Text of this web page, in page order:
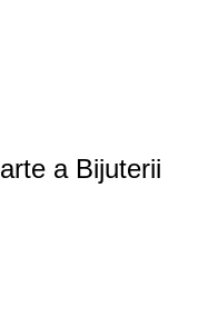
a Bijuterii